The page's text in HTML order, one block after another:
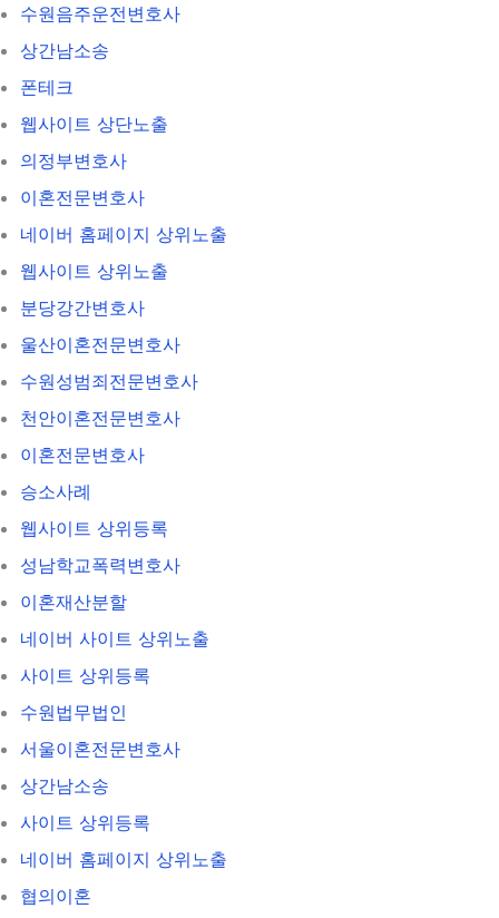
수원음주운전변호사
상간남소송
폰테크
웹사이트 상단노출
의정부변호사
이혼전문변호사
네이버 홈페이지 상위노출
웹사이트 상위노출
분당강간변호사
울산이혼전문변호사
수원성범죄전문변호사
천안이혼전문변호사
이혼전문변호사
승소사례
웹사이트 상위등록
성남학교폭력변호사
이혼재산분할
네이버 사이트 상위노출
사이트 상위등록
수원법무법인
서울이혼전문변호사
상간남소송
사이트 상위등록
네이버 홈페이지 상위노출
협의이혼